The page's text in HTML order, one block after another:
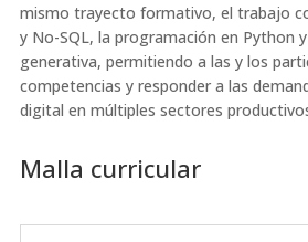
mismo trayecto formativo, el trabajo
y No-SQL, la programación en Python
generativa, permitiendo a las y los
competencias y responder a las
digital en múltiples sectores
Malla curricular